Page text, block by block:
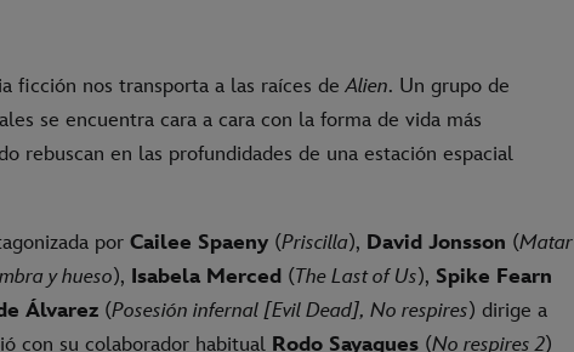
ficción nos transporta a las raíces deAlien. Un grupo de
se encuentra cara a cara con la forma de vida más
rebuscan en las profundidades de una estación espacial
por Cailee Spaeny (Priscilla), David Jonsson (Matar
y hueso), Isabela Merced (The Last of Us), Spike Fearn
Álvarez (Posesión infernal [Evil Dead], No respires) dirige a
con su colaborador habitual Rodo Sayagues (No respires 2)